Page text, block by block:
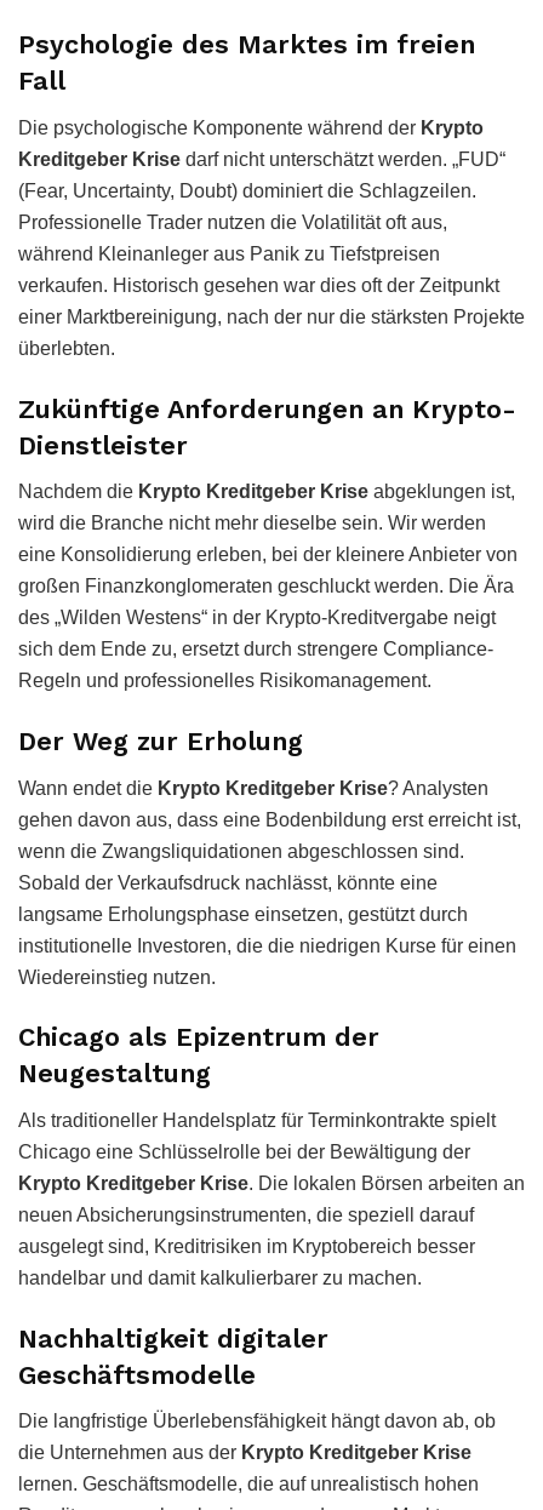
Psychologie des Marktes im freien
Fall
Die psychologische Komponente während der Krypto
Kreditgeber Krise darf nicht unterschätzt werden. „FUD“
(Fear, Uncertainty, Doubt) dominiert die Schlagzeilen.
Professionelle Trader nutzen die Volatilität oft aus,
während Kleinanleger aus Panik zu Tiefstpreisen
verkaufen. Historisch gesehen war dies oft der Zeitpunkt
einer Marktbereinigung, nach der nur die stärksten Projekte
überlebten.
Zukünftige Anforderungen an Krypto-
Dienstleister
Nachdem die Krypto Kreditgeber Krise abgeklungen ist,
wird die Branche nicht mehr dieselbe sein. Wir werden
eine Konsolidierung erleben, bei der kleinere Anbieter von
großen Finanzkonglomeraten geschluckt werden. Die Ära
des „Wilden Westens“ in der Krypto-Kreditvergabe neigt
sich dem Ende zu, ersetzt durch strengere Compliance-
Regeln und professionelles Risikomanagement.
Der Weg zur Erholung
Wann endet die Krypto Kreditgeber Krise? Analysten
gehen davon aus, dass eine Bodenbildung erst erreicht ist,
wenn die Zwangsliquidationen abgeschlossen sind.
Sobald der Verkaufsdruck nachlässt, könnte eine
langsame Erholungsphase einsetzen, gestützt durch
institutionelle Investoren, die die niedrigen Kurse für einen
Wiedereinstieg nutzen.
Chicago als Epizentrum der
Neugestaltung
Als traditioneller Handelsplatz für Terminkontrakte spielt
Chicago eine Schlüsselrolle bei der Bewältigung der
Krypto Kreditgeber Krise. Die lokalen Börsen arbeiten an
neuen Absicherungsinstrumenten, die speziell darauf
ausgelegt sind, Kreditrisiken im Kryptobereich besser
handelbar und damit kalkulierbarer zu machen.
Nachhaltigkeit digitaler
Geschäftsmodelle
Die langfristige Überlebensfähigkeit hängt davon ab, ob
die Unternehmen aus der Krypto Kreditgeber Krise
lernen. Geschäftsmodelle, die auf unrealistisch hohen